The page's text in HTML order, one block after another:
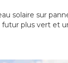
solaire sur
plus vert et